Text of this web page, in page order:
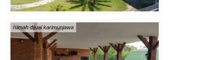
rumah dijual karimunjawa